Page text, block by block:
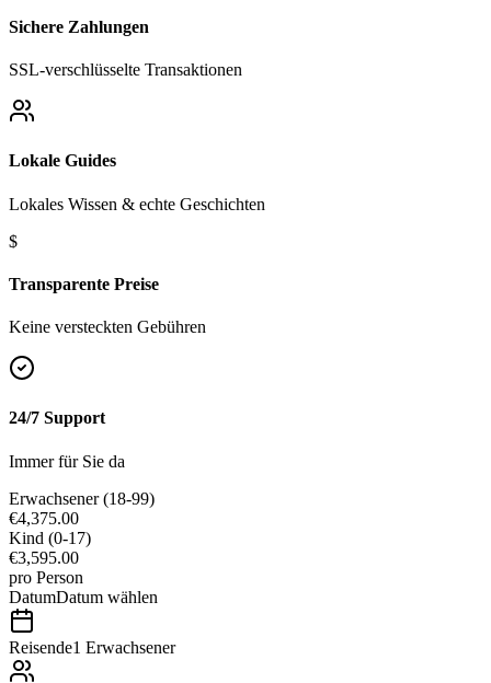
Sichere Zahlungen
SSL-verschlüsselte Transaktionen
Lokale Guides
Lokales Wissen & echte Geschichten
$
Transparente Preise
Keine versteckten Gebühren
24/7 Support
Immer für Sie da
Erwachsener (18-99)
€4,375.00
Kind (0-17)
€3,595.00
pro Person
DatumDatum wählen
Reisende1 Erwachsener